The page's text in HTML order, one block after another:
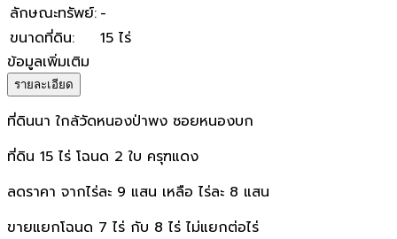
ลักษณะทรัพย์: -
ขนาดที่ดิน:
15 ไร่
ข้อมูลเพิ่มเติม
รายละเอียด
ที่ดินนา ใกล้วัดหนองป่าพง ซอยหนองบก
ที่ดิน 15 ไร่ โฉนด 2 ใบ ครุฑแดง
ลดราคา จากไร่ละ 9 แสน เหลือ ไร่ละ 8 แสน
ขายแยกโฉนด 7 ไร่ กับ 8 ไร่ ไม่แยกต่อไร่